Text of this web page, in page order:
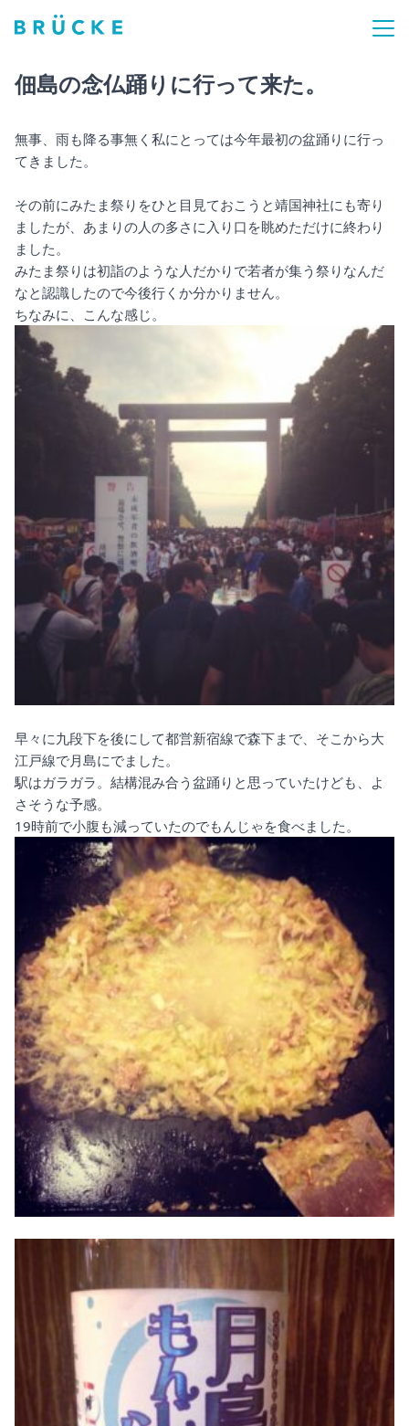
佃島の念仏踊りに行って来た。
無事、雨も降る事無く私にとっては今年最初の盆踊りに行っ
てきました。
その前にみたま祭りをひと目見ておこうと靖国神社にも寄り
ましたが、あまりの人の多さに入り口を眺めただけに終わり
ました。
みたま祭りは初詣のような人だかりで若者が集う祭りなんだ
なと認識したので今後行くか分かりません。
ちなみに、こんな感じ。
早々に九段下を後にして都営新宿線で森下まで、そこから大
江戸線で月島にでました。
駅はガラガラ。結構混み合う盆踊りと思っていたけども、よ
さそうな予感。
19時前で小腹も減っていたのでもんじゃを食べました。